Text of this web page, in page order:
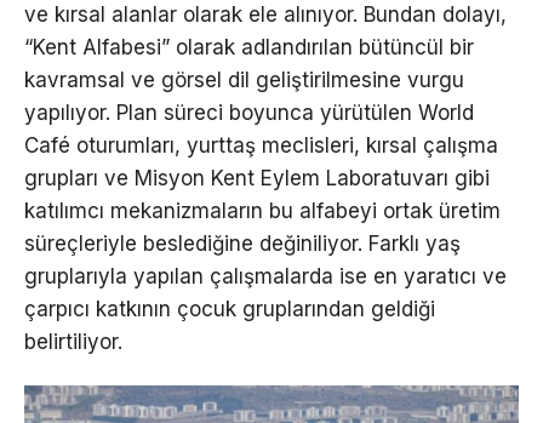
ve kırsal alanlar olarak ele alınıyor. Bundan dolayı,
“Kent Alfabesi” olarak adlandırılan bütüncül bir
kavramsal ve görsel dil geliştirilmesine vurgu
yapılıyor. Plan süreci boyunca yürütülen World
Café oturumları, yurttaş meclisleri, kırsal çalışma
grupları ve Misyon Kent Eylem Laboratuvarı gibi
katılımcı mekanizmaların bu alfabeyi ortak üretim
süreçleriyle beslediğine değiniliyor. Farklı yaş
gruplarıyla yapılan çalışmalarda ise en yaratıcı ve
çarpıcı katkının çocuk gruplarından geldiği
belirtiliyor.